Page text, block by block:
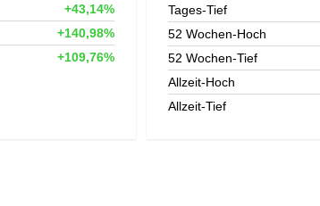
+43,14%
+140,98%
+109,76%
Tages-Tief
52 Wochen-Hoch
52 Wochen-Tief
Allzeit-Hoch
Allzeit-Tief